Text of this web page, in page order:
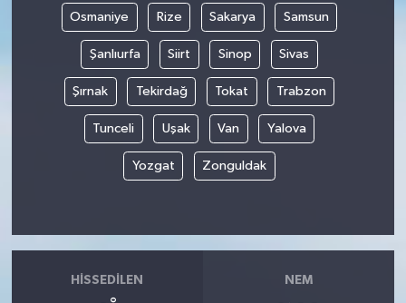
Osmaniye Rize Sakarya Samsun
Şanlıurfa Siirt Sinop Sivas
Şırnak Tekirdağ Tokat Trabzon
Tunceli Uşak Van Yalova
Yozgat Zonguldak
HISSEDILEN NEM